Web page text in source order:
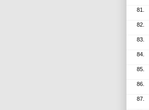
81.
82.
83.
84.
85.
86.
87.